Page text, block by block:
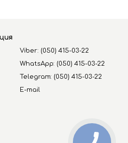
Viber: (050) 415-03-22
WhatsApp: (050) 415-03-22
Telegram: (050) 415-03-22
E-mail